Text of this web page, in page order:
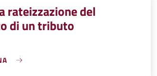
rateizzazione del
di un tributo